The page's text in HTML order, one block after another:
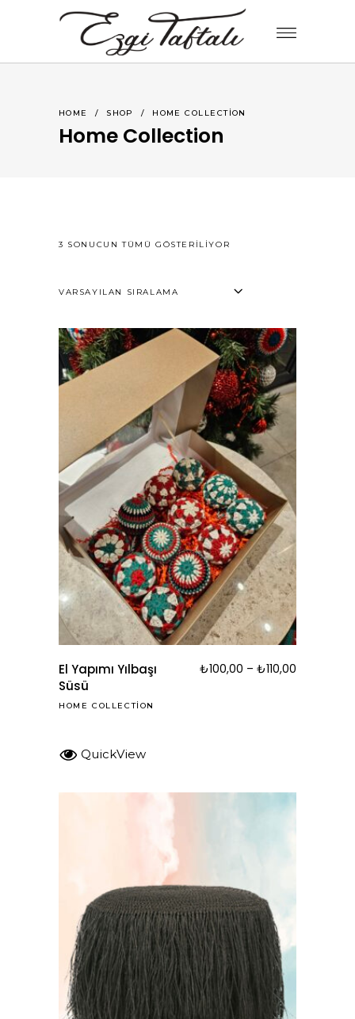
HOME / SHOP / HOME COLLECTION
Home Collection
3 SONUCUN TÜMÜ GÖSTERILIYOR
VARSAYILAN SIRALAMA
El Yapımı Yılbaşı
Süsü
₺100,00 – ₺110,00
HOME COLLECTION
QuickView